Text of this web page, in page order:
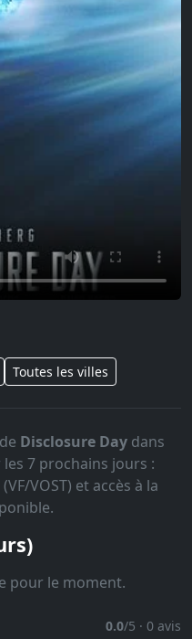
Toutes les villes
Disclosure Day dans
7 prochains jours :
VOST) et accès à la
pour le moment.
0.0/5 · 0 avis